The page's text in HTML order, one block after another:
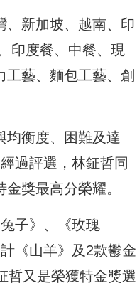
、新加坡、越南、印
印度餐、中餐、現
藝、麵包工藝、創
均衡度、困難及達
過評選，林鉦哲同
獎最高分榮耀。
子》、《玫瑰
《山羊》及2款鬱金
哲又是榮獲特金獎選